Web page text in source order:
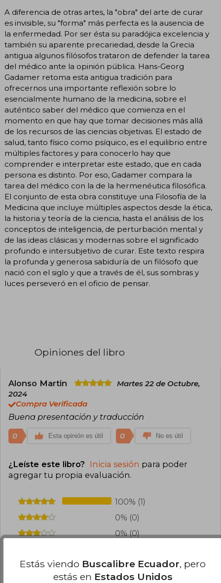
A diferencia de otras artes, la "obra" del arte de curar
es invisible, su "forma" más perfecta es la ausencia de
la enfermedad. Por ser ésta su paradójica excelencia y
también su aparente precariedad, desde la Grecia
antigua algunos filósofos trataron de defender la tarea
del médico ante la opinión pública. Hans-Georg
Gadamer retoma esta antigua tradición para
ofrecernos una importante reflexión sobre lo
esencialmente humano de la medicina, sobre el
auténtico saber del médico que comienza en el
momento en que hay que tomar decisiones más allá
de los recursos de las ciencias objetivas. El estado de
salud, tanto físico como psíquico, es el equilibrio entre
múltiples factores y para conocerlo hay que
comprender e interpretar este estado, que en cada
persona es distinto. Por eso, Gadamer compara la
tarea del médico con la de la hermenéutica filosófica.
El conjunto de esta obra constituye una Filosofía de la
Medicina que incluye múltiples aspectos desde la ética,
la historia y teoría de la ciencia, hasta el análisis de los
conceptos de inteligencia, de perturbación mental y
de las ideas clásicas y modernas sobre el significado
profundo e intersubjetivo de curar. Este texto respira
la profunda y generosa sabiduría de un filósofo que
nació con el siglo y que a través de él, sus sombras y
luces perseveró en el oficio de pensar.
Opiniones del libro
Alonso Martin
Martes 22 de Octubre,
2024
Compra Verificada
Buena presentación y traducción
0 Esta opinión es útil 0 No es útil
¿Leíste este libro? Inicia sesión para poder
agregar tu propia evaluación.
100% (1)
0% (0)
0% (0)
0% (0)
Estás viendo Buscalibre Ecuador, pero
estás en Estados Unidos